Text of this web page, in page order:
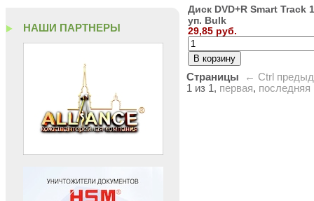
Диск DVD+R Smart Track
уп. Bulk
29,85 руб.
Страницы ← Ctrl
1 из 1, первая, последняя
НАШИ ПАРТНЕРЫ